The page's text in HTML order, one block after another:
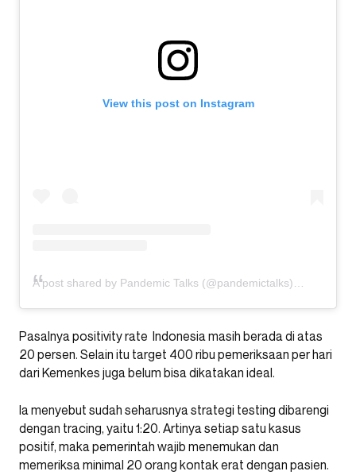
View this post on Instagram
A post shared by Pandemic Talks (@pandemictalks)
Pasalnya positivity rate Indonesia masih berada di atas
20 persen. Selain itu target 400 ribu pemeriksaan per hari
dari Kemenkes juga belum bisa dikatakan ideal.
Ia menyebut sudah seharusnya strategi testing dibarengi
dengan tracing, yaitu 1:20. Artinya setiap satu kasus
positif, maka pemerintah wajib menemukan dan
memeriksa minimal 20 orang kontak erat dengan pasien.